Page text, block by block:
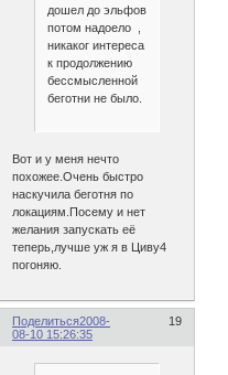
дошел до эльфов
потом надоело ,
никаког интереса
к продолжению
бессмысленной
беготни не было.
Вот и у меня нечто
похожее.Очень быстро
наскучила беготня по
локациям.Посему и нет
желания запускать её
теперь,лучше уж я в Циву4
погоняю.
Поделиться 19
2008-
08-10 15:26:35